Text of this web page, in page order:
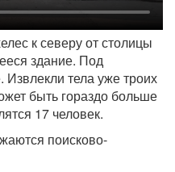
к северу от столицы
здание. Под
Извлекли тела уже троих
быть гораздо больше
17 человек.
поисково-